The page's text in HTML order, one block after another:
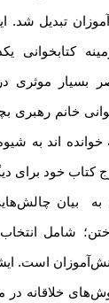
تبدیل شد.
کتابخوانی
بسیار موثری
خانم رهبری
اند به
کتاب خود برای
به بیان
شامل
است.
خلاقانه در